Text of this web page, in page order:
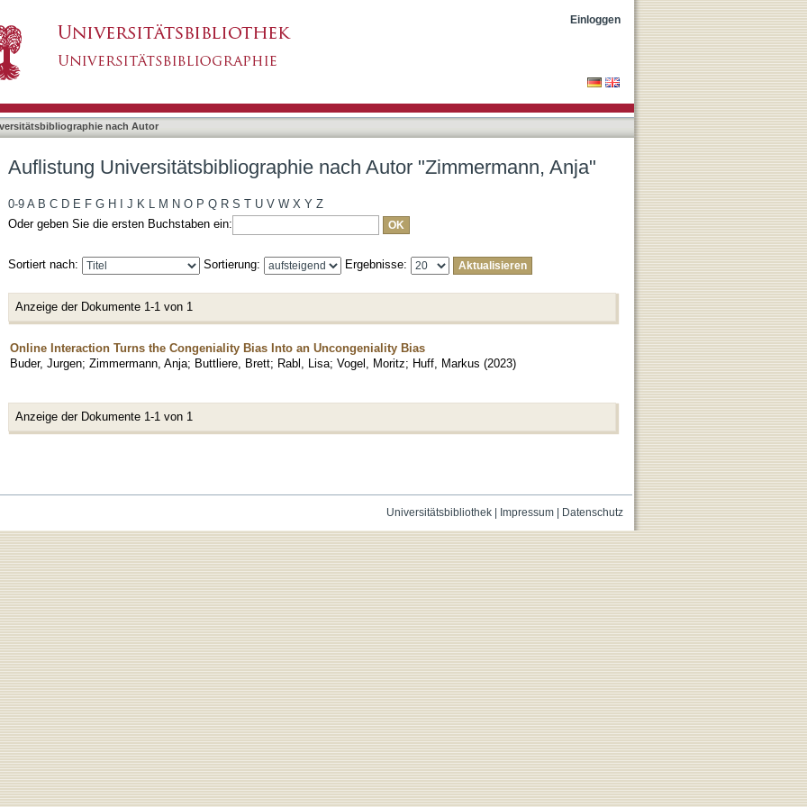
Einloggen
nach Autor
Auflistung Universitätsbibliographie nach Autor "Zimmermann, Anja"
0-9 A B C D E F G H J K L M N O P Q R S T U V W X Y Z
Oder geben Sie die ersten Buchstaben ein:
Sortiert nach: Sortierung: Ergebnisse:
Anzeige der Dokumente 1-1 von 1
Online Interaction Turns the Congeniality Bias Into an Uncongeniality Bias
Buder, Jurgen; Zimmermann, Anja; Buttliere, Brett; Rabl, Lisa; Vogel, Moritz; Huff, Markus (2023)
Anzeige der Dokumente 1-1 von 1
Universitätsbibliothek| Impressum| Datenschutz